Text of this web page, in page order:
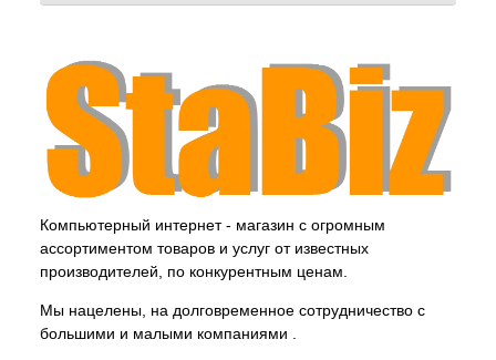
Компьютерный интернет - магазин с огромным
ассортиментом товаров и услуг от известных
производителей, по конкурентным ценам.
Мы нацелены, на долговременное сотрудничество с
большими и малыми компаниями .